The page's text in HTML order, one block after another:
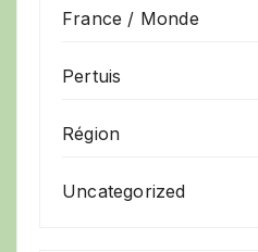
France / Monde
Pertuis
Région
Uncategorized